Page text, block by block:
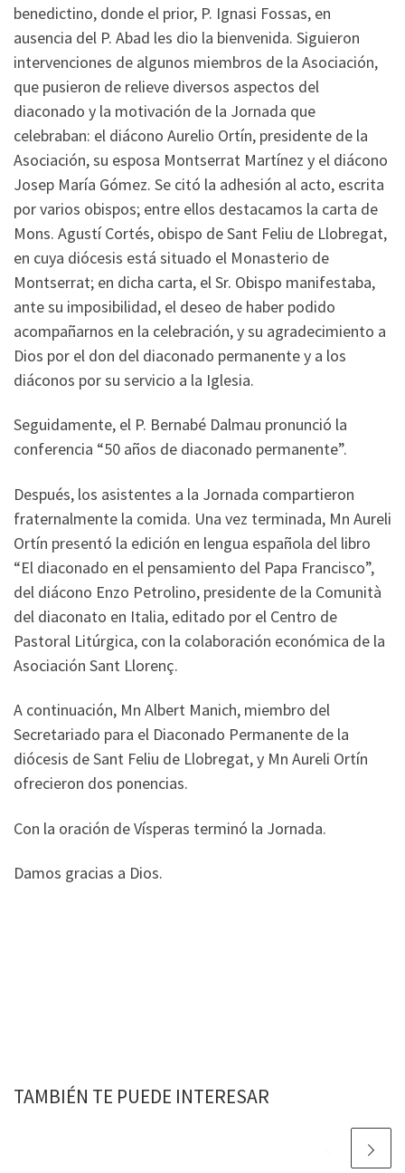
benedictino, donde el prior, P. Ignasi Fossas, en
ausencia del P. Abad les dio la bienvenida. Siguieron
intervenciones de algunos miembros de la Asociación,
que pusieron de relieve diversos aspectos del
diaconado y la motivación de la Jornada que
celebraban: el diácono Aurelio Ortín, presidente de la
Asociación, su esposa Montserrat Martínez y el diácono
Josep María Gómez. Se citó la adhesión al acto, escrita
por varios obispos; entre ellos destacamos la carta de
Mons. Agustí Cortés, obispo de Sant Feliu de Llobregat,
en cuya diócesis está situado el Monasterio de
Montserrat; en dicha carta, el Sr. Obispo manifestaba,
ante su imposibilidad, el deseo de haber podido
acompañarnos en la celebración, y su agradecimiento a
Dios por el don del diaconado permanente y a los
diáconos por su servicio a la Iglesia.
Seguidamente, el P. Bernabé Dalmau pronunció la
conferencia “50 años de diaconado permanente”.
Después, los asistentes a la Jornada compartieron
fraternalmente la comida. Una vez terminada, Mn Aureli
Ortín presentó la edición en lengua española del libro
“El diaconado en el pensamiento del Papa Francisco”,
del diácono Enzo Petrolino, presidente de la Comunità
del diaconato en Italia, editado por el Centro de
Pastoral Litúrgica, con la colaboración económica de la
Asociación Sant Llorenç.
A continuación, Mn Albert Manich, miembro del
Secretariado para el Diaconado Permanente de la
diócesis de Sant Feliu de Llobregat, y Mn Aureli Ortín
ofrecieron dos ponencias.
Con la oración de Vísperas terminó la Jornada.
Damos gracias a Dios.
TAMBIÉN TE PUEDE INTERESAR